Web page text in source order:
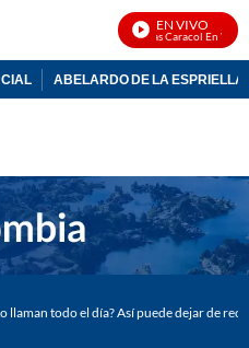
EN VIVO
Noticias Caracol En Vivo
ABELARDO DE LA ESPRIELLA
llaman todo el día? Así puede dejar de